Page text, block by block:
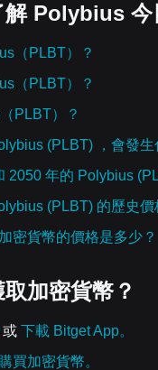
解 Polybius 今
（PLBT）？
（PLBT）？
PLBT）？
(PLBT) ，會發生
2050 年的 Polybius
(PLBT) 的歷史價
密貨幣的價格是多少？
加密貨幣？
或 下載 Bitget App。
買加密貨幣。